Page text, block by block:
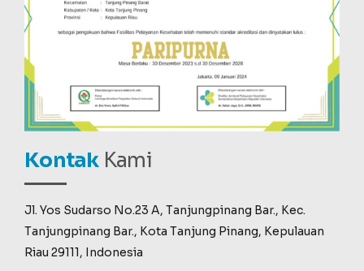
KontakKami
Jl. Yos Sudarso No.23 A, Tanjungpinang Bar., Kec.
Tanjungpinang Bar., Kota Tanjung Pinang, Kepulauan
Riau 29111, Indonesia